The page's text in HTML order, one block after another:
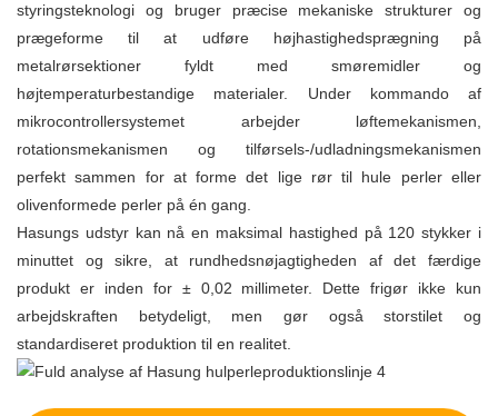
styringsteknologi og bruger præcise mekaniske strukturer og
prægeforme til at udføre højhastighedsprægning på
metalrørsektioner fyldt med smøremidler og
højtemperaturbestandige materialer. Under kommando af
mikrocontrollersystemet arbejder løftemekanismen,
rotationsmekanismen og tilførsels-/udladningsmekanismen
perfekt sammen for at forme det lige rør til hule perler eller
olivenformede perler på én gang.
Hasungs udstyr kan nå en maksimal hastighed på 120 stykker i
minuttet og sikre, at rundhedsnøjagtigheden af ​​det færdige
produkt er inden for ± 0,02 millimeter. Dette frigør ikke kun
arbejdskraften betydeligt, men gør også storstilet og
standardiseret produktion til en realitet.